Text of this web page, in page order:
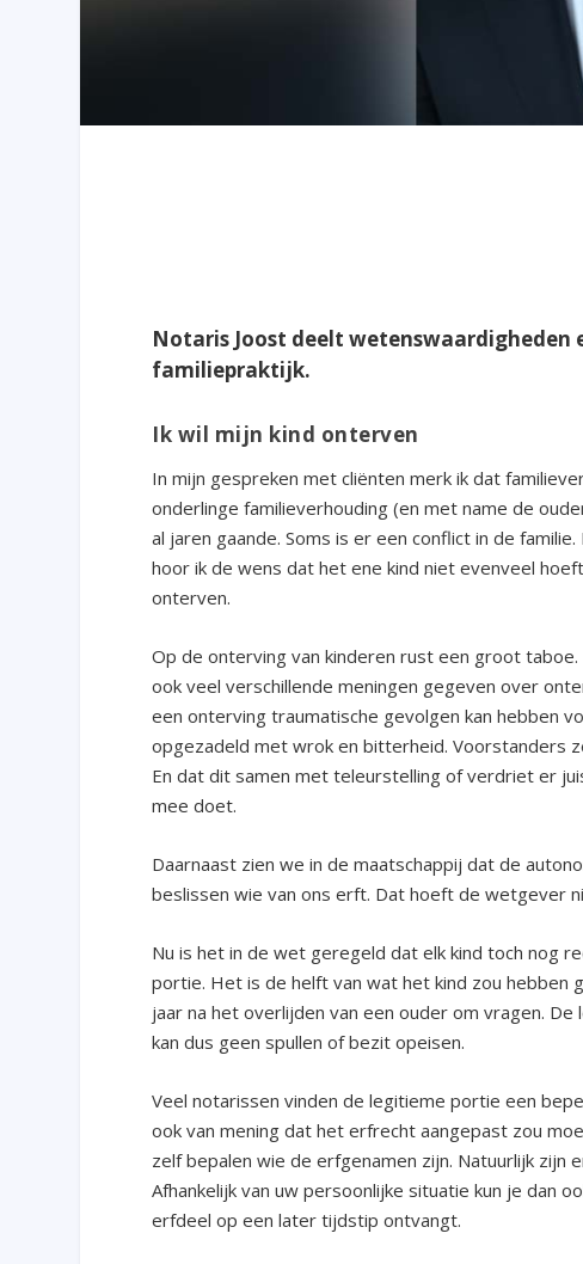
Notaris Joost deelt
familiepraktijk.
Ik wil mijn kind onterven
In mijn gespreken met cliënten merk ik dat
onderlinge familieverhouding (en met name de
al jaren gaande. Soms is er een conflict in de
hoor ik de wens dat het ene kind niet evenveel
onterven.
Op de onterving van kinderen rust een groot
ook veel verschillende meningen gegeven over
een onterving traumatische gevolgen kan hebben
opgezadeld met wrok en bitterheid. Voorstanders
En dat dit samen met teleurstelling of verdriet er
mee doet.
Daarnaast zien we in de maatschappij dat de
beslissen wie van ons erft. Dat hoeft de wetgever
Nu is het in de wet geregeld dat elk kind toch nog
portie. Het is de helft van wat het kind zou hebben
jaar na het overlijden van een ouder om vragen.
kan dus geen spullen of bezit opeisen.
Veel notarissen vinden de legitieme portie een
ook van mening dat het erfrecht aangepast zou
zelf bepalen wie de erfgenamen zijn. Natuurlijk zijn
Afhankelijk van uw persoonlijke situatie kun je dan
erfdeel op een later tijdstip ontvangt.